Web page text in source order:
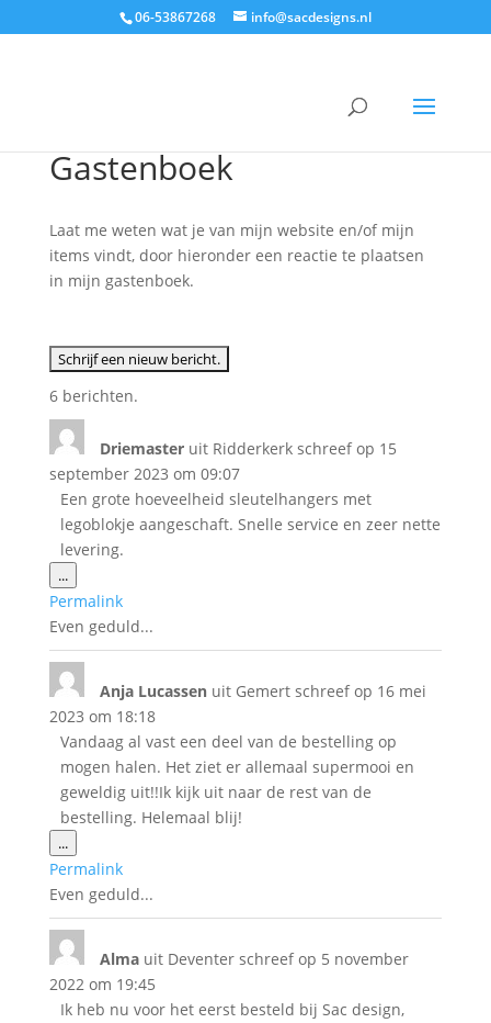
06-53867268 info@sacdesigns.nl
Gastenboek
Laat me weten wat je van mijn website en/of mijn
items vindt, door hieronder een reactie te plaatsen
in mijn gastenboek.
6 berichten.
Driemaster uit Ridderkerk schreef op 15
september 2023 om 09:07
Een grote hoeveelheid sleutelhangers met
legoblokje aangeschaft. Snelle service en zeer nette
levering.
...Wissel
deze
metabox.
Permalink
Even geduld...
Anja Lucassen uit Gemert schreef op 16 mei
2023 om 18:18
Vandaag al vast een deel van de bestelling op
mogen halen. Het ziet er allemaal supermooi en
geweldig uit!!Ik kijk uit naar de rest van de
bestelling. Helemaal blij!
...Wissel
deze
metabox.
Permalink
Even geduld...
Alma uit Deventer schreef op 5 november
2022 om 19:45
Ik heb nu voor het eerst besteld bij Sac design,